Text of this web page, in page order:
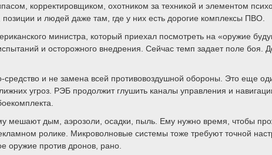
корректировщиком, охотником за техникой и элементом
и людей даже там, где у них есть дорогие комплексы ПВО.
министра, который приехал посмотреть на «оружие
и осторожного внедрения. Сейчас темп задает поле
и не замена всей противовоздушной обороны. Это еще
угроз. РЭБ продолжит глушить каналы управления и
мешают дым, аэрозоли, осадки, пыль. Ему нужно время, чтобы
ролике. Микроволновые системы тоже требуют точной
оружие против дронов, рано.